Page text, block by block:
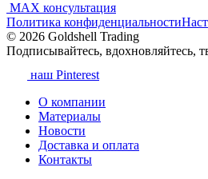
MAX консультация
Политика конфиденциальности
© 2026 Goldshell Trading
Подписывайтесь, вдохновляйтесь,
наш Pinterest
О компании
Материалы
Новости
Доставка и оплата
Контакты